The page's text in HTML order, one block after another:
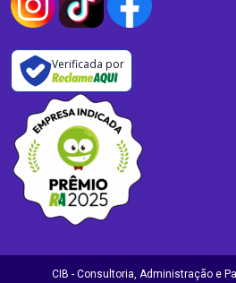
Verificada por
CIB - Consultoria, Administração e